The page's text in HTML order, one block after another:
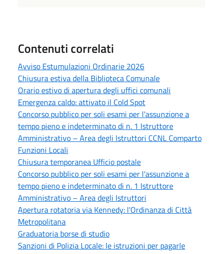
Contenuti correlati
Avviso Estumulazioni Ordinarie 2026
Chiusura estiva della Biblioteca Comunale
Orario estivo di apertura degli uffici comunali
Emergenza caldo: attivato il Cold Spot
Concorso pubblico per soli esami per l'assunzione a
tempo pieno e indeterminato di n. 1 Istruttore
Amministrativo – Area degli Istruttori CCNL Comparto
Funzioni Locali
Chiusura temporanea Ufficio postale
Concorso pubblico per soli esami per l'assunzione a
tempo pieno e indeterminato di n. 1 Istruttore
Amministrativo – Area degli Istruttori
Apertura rotatoria via Kennedy: l'Ordinanza di Città
Metropolitana
Graduatoria borse di studio
Sanzioni di Polizia Locale: le istruzioni per pagarle